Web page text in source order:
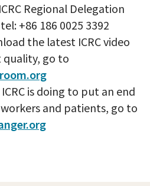
Regional Delegation
+86 186 0025 3392
the latest ICRC video
go to
is doing to put an end
and patients, go to